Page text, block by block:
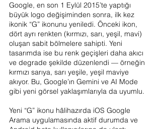
Google, en son 1 Eylül 2015’te yaptığı
büyük logo değişiminden sonra, ilk kez
ikonik “G” ikonunu yeniledi. Önceki ikon,
dört ayrı renkten (kırmızı, sarı, yeşil, mavi)
oluşan sabit bölmelere sahipti. Yeni
tasarımda ise bu renk geçişleri daha akıcı
ve degrade şekilde düzenlendi — örneğin
kırmızı sarıya, sarı yeşile, yeşil maviye
akıyor. Bu, Google’ın Gemini ve AI Mode
gibi yeni görsel yaklaşımlarıyla da uyumlu.
Yeni “G” ikonu hâlihazırda iOS Google
Arama uygulamasında aktif durumda ve